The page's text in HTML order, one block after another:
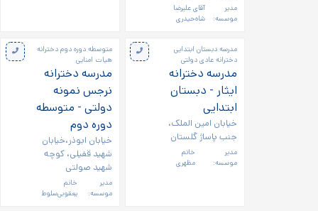
مدیر
موسسه:
آقای علیرضا
شاه‌حیدری
مدرسه دبستان ابتدایی
دخترانه عادی دولتی
مدرسه دخترانه
ایثار - دبستان
ابتدایی
خیابان امین الملک،
جنب پاساژ گلستان
مدیر
موسسه:
خانم
مظهری
متوسطه دوره دوم دخترانه
هیات امنایی
مدرسه دخترانه
نرجس نمونه
دولتی - متوسطه
دوره دوم
خیابان ابوذر،خیابان
شهید قفیلی، کوچه
شهید صولتی
مدیر
موسسه:
خانم
یعقوبی‌سلوط